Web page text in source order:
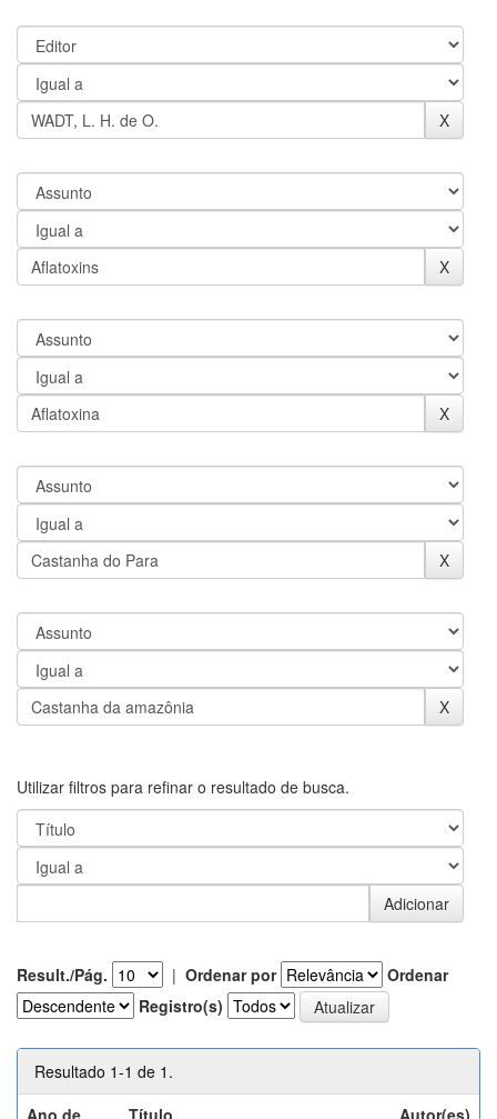
Utilizar filtros para refinar o resultado de busca.
Result./Pág. | Ordenar por
Ordenar
Registro(s)
Resultado 1-1 de 1.
Ano de
Título Autor(es)